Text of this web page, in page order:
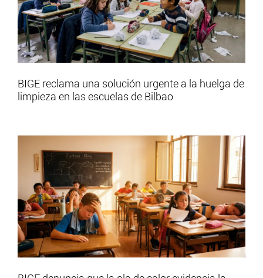
BIGE reclama una solución urgente a la huelga de
limpieza en las escuelas de Bilbao